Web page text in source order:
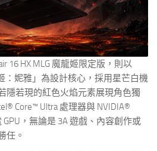
16 HX MLG 魔龍姬限定版，則以
：妮雅」為設計核心，採用星芒白機
隱若現的紅色火焰元素展現角色獨
Core™ Ultra 處理器與 NVIDIA®
GPU，無論是 3A 遊戲、內容創作或
任。